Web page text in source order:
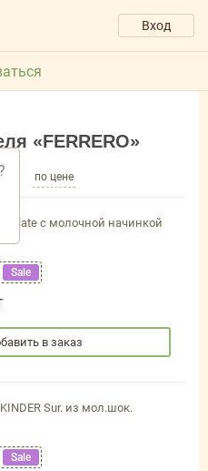
Вход
«FERRERO»
по цене
с молочной начинкой
Sale
в заказ
Sur. из мол.шок.
Sale